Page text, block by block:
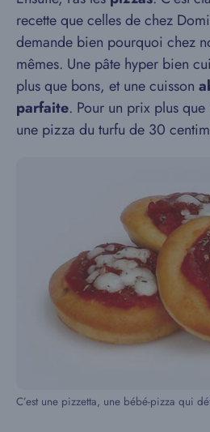
recette que celles de chez
demande bien pourquoi chez
mêmes. Une pâte hyper bien
plus que bons, et une cuisson
parfaite. Pour un prix plus
une pizza du turfu de 30
C’est une pizzetta, une bébé-pizza qui